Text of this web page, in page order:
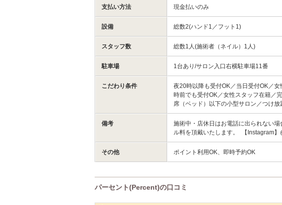
支払い方法 現金払いのみ
設備 総数2(ハンド1／フット1)
スタッフ数 総数1人(施術者（ネイル）1人)
駐車場 1台あり/サロン入口右横駐車場11番
こだわり条件
夜20時以降も受付OK／当日受付OK／
時前でも受付OK／女性スタッフ在籍／
席（ベッド）以下の小型サロン／つけ
備考
施術中・店休日はお電話に出られない
ル料を頂戴いたします。 【Instagram
その他 ポイント利用OK、即時予約OK
パーセント(Percent)の口コミ
サロンPick Up